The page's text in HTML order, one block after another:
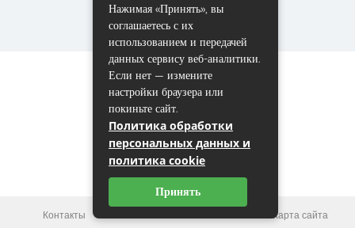
Контакты Карта сайта
Нажимая «Принять», вы
соглашаетесь с их
использованием и передачей
данных сервису веб-аналитики.
Если нет — измените
настройки браузера или
покиньте сайт.
Политика обработки
персональных данных и
политика cookie
Принять